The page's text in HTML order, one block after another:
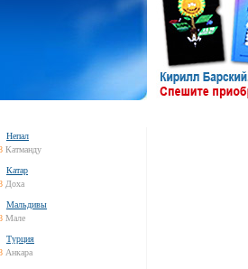
Непал
Катманду
Катар
Доха
Мальдивы
Мале
Турция
Анкара